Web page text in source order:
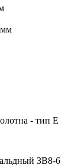
- тип Е
ЗВ8-6